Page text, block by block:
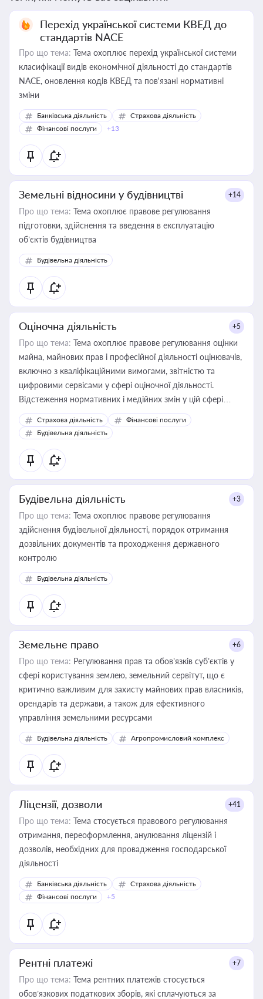
Перехід української системи КВЕД до
стандартів NACE
Про що тема: Тема охоплює перехід української системи
класифікації видів економічної діяльності до стандартів
NACE, оновлення кодів КВЕД та пов'язані нормативні
зміни
Банківська діяльність
Страхова діяльність
Фінансові послуги
+13
Земельні відносини у будівництві +14
Про що тема: Тема охоплює правове регулювання
підготовки, здійснення та введення в експлуатацію
об’єктів будівництва
Будівельна діяльність
Оціночна діяльність +5
Про що тема: Тема охоплює правове регулювання оцінки
майна, майнових прав і професійної діяльності оцінювачів,
включно з кваліфікаційними вимогами, звітністю та
цифровими сервісами у сфері оціночної діяльності.
Відстеження нормативних і медійних змін у цій сфері
корисне для власника бізнесу, керівника, юриста або
бухгалтера під час оподаткування, приватизації, оренди
державного майна, корпоративних угод і перевірки
статусу суб'єктів оціночної діяльності
Страхова діяльність
Фінансові послуги
Будівельна діяльність
Будівельна діяльність +3
Про що тема: Тема охоплює правове регулювання
здійснення будівельної діяльності, порядок отримання
дозвільних документів та проходження державного
контролю
Будівельна діяльність
Земельне право +6
Про що тема: Регулювання прав та обов’язків суб’єктів у
сфері користування землею, земельний сервітут, що є
критично важливим для захисту майнових прав власників,
орендарів та держави, а також для ефективного
управління земельними ресурсами
Будівельна діяльність Агропромисловий комплекс
Ліцензії, дозволи +41
Про що тема: Тема стосується правового регулювання
отримання, переоформлення, анулювання ліцензій і
дозволів, необхідних для провадження господарської
діяльності
Банківська діяльність
Страхова діяльність
Фінансові послуги
+5
Рентні платежі +7
Про що тема: Тема рентних платежів стосується
обов’язкових податкових зборів, які сплачуються за